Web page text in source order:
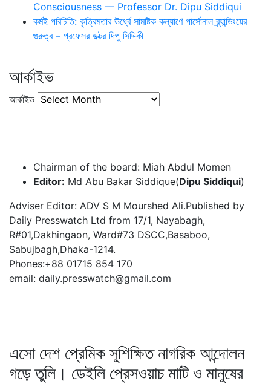
Consciousness — Professor Dr. Dipu Siddiqui
কর্মই পরিচিতি: কৃত্রিমতার ঊর্ধ্বে সামষ্টিক কল্যাণে পার্সোনাল ব্র্যান্ডিংয়ের
গুরুত্ব – প্রফেসর ডক্টর দিপু সিদ্দিকী
আর্কাইভ
আর্কাইভ
Chairman of the board: Miah Abdul Momen
Editor: Md Abu Bakar Siddique(Dipu Siddiqui)
Adviser Editor: ADV S M Mourshed Ali.Published by
Daily Presswatch Ltd from 17/1, Nayabagh,
R#01,Dakhingaon, Ward#73 DSCC,Basaboo,
Sabujbagh,Dhaka-1214.
Phones:+88 01715 854 170
email: daily.presswatch@gmail.com
এসো দেশ প্রেমিক সুশিক্ষিত নাগরিক আন্দোলন
গড়ে তুলি। ডেইলি প্রেসওয়াচ মাটি ও মানুষের